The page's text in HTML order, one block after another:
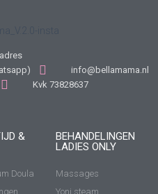
info@bellamama.nl
Kvk 73828637
&
Doula
BEHANDELINGEN
LADIES ONLY
Massages
Yoni steam